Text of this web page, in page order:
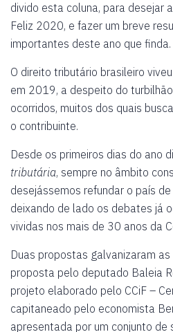
divido esta coluna, para desejar
Feliz 2020, e fazer um breve
importantes deste ano que finda.
O direito tributário brasileiro
em 2019, a despeito do
ocorridos, muitos dos quais
o contribuinte.
Desde os primeiros dias do ano
tributária, sempre no âmbito
desejássemos refundar o país
deixando de lado os debates já
vividas nos mais de 30 anos da
Duas propostas galvanizaram
proposta pelo deputado Baleia
projeto elaborado pelo CCiF –
capitaneado pelo economista
apresentada por um conjunto